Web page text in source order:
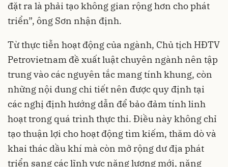
đặt ra là phải tạo không gian rộng hơn cho phát
triển”, ông Sơn nhận định.
Từ thực tiễn hoạt động của ngành, Chủ tịch HĐTV
Petrovietnam đề xuất luật chuyên ngành nên tập
trung vào các nguyên tắc mang tính khung, còn
những nội dung chi tiết nên được quy định tại
các nghị định hướng dẫn để bảo đảm tính linh
hoạt trong quá trình thực thi. Điều này không chỉ
tạo thuận lợi cho hoạt động tìm kiếm, thăm dò và
khai thác dầu khí mà còn mở rộng dư địa phát
triển sang các lĩnh vực năng lượng mới, năng